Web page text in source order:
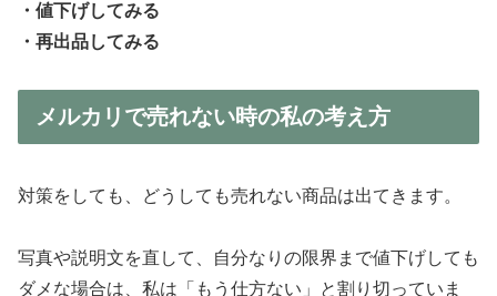
・値下げしてみる
・再出品してみる
メルカリで売れない時の私の考え方
対策をしても、どうしても売れない商品は出てきます。
写真や説明文を直して、自分なりの限界まで値下げしても
ダメな場合は、私は「もう仕方ない」と割り切っていま